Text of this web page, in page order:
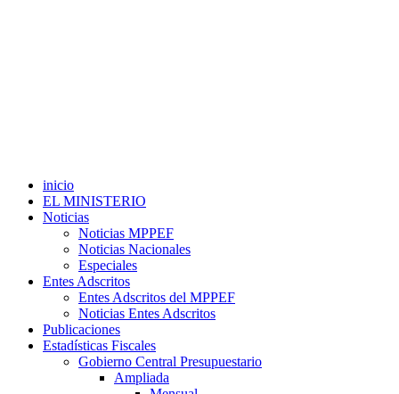
inicio
EL MINISTERIO
Noticias
Noticias MPPEF
Noticias Nacionales
Especiales
Entes Adscritos
Entes Adscritos del MPPEF
Noticias Entes Adscritos
Publicaciones
Estadísticas Fiscales
Gobierno Central Presupuestario
Ampliada